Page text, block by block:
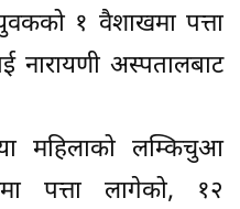
१ वैशाखमा पत्ता
नारायणी अस्पतालबाट
महिलाको लम्किचुआ
पत्ता लागेको, १२